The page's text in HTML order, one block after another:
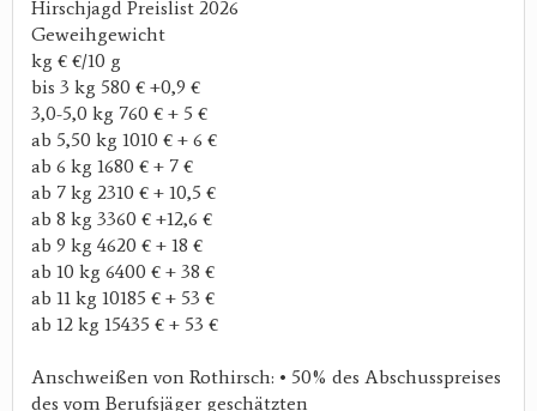
Hirschjagd Preislist 2026
Geweihgewicht
kg € €/10 g
bis 3 kg 580 € +0,9 €
3,0-5,0 kg 760 € + 5 €
ab 5,50 kg 1010 € + 6 €
ab 6 kg 1680 € + 7 €
ab 7 kg 2310 € + 10,5 €
ab 8 kg 3360 € +12,6 €
ab 9 kg 4620 € + 18 €
ab 10 kg 6400 € + 38 €
ab 11 kg 10185 € + 53 €
ab 12 kg 15435 € + 53 €
Anschweißen von Rothirsch: • 50% des Abschusspreises
des vom Berufsjäger geschätzten